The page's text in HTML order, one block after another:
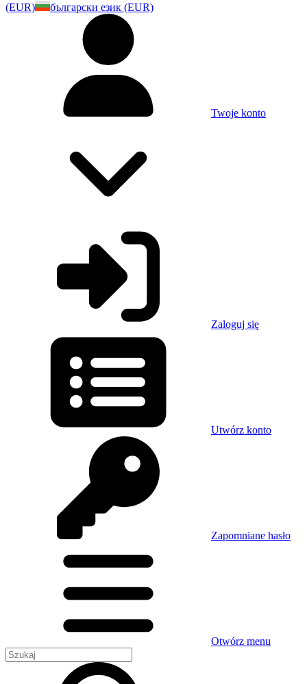
(EUR)
български език (EUR)
Twoje konto
Zaloguj się
Utwórz konto
Zapomniane hasło
Otwórz menu